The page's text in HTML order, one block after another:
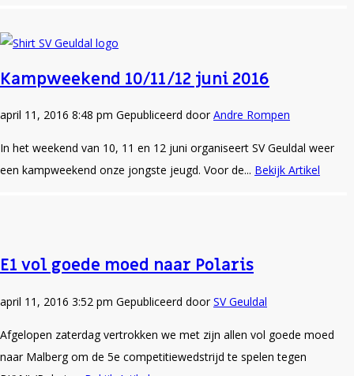
Kampweekend 10/11/12 juni 2016
april 11, 2016 8:48 pm Gepubliceerd doorAndre Rompen
In het weekend van 10, 11 en 12 juni organiseert SV Geuldal weer
een kampweekend onze jongste jeugd. Voor de... Bekijk Artikel
E1 vol goede moed naar Polaris
april 11, 2016 3:52 pm Gepubliceerd doorSV Geuldal
Afgelopen zaterdag vertrokken we met zijn allen vol goede moed
naar Malberg om de 5e competitiewedstrijd te spelen tegen